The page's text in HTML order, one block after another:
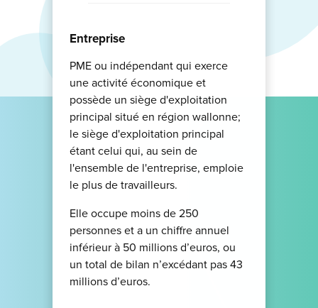
Entreprise
PME ou indépendant qui exerce
une activité économique et
possède un siège d'exploitation
principal situé en région wallonne;
le siège d'exploitation principal
étant celui qui, au sein de
l'ensemble de l'entreprise, emploie
le plus de travailleurs.
Elle occupe moins de 250
personnes et a un chiffre annuel
inférieur à 50 millions d’euros, ou
un total de bilan n’excédant pas 43
millions d’euros.